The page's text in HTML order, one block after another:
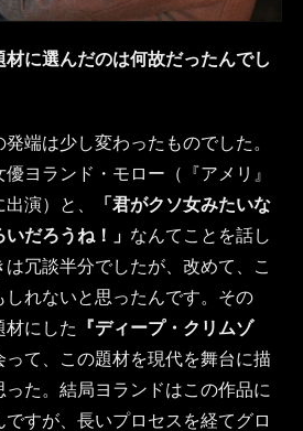
に選んだのは何故だったんでし
発端は少し変わったものでした。
ヨランド・モロー（『アメリ』
演）と、
「君がクソ女みたいな
だろうね！」 なんてことを話し
冗談半分でしたが、改めて、こ
しれないと思ったんです。その
材にした
『ディープ・クリムゾ
って、この題材を現代を舞台に描
った。結局ヨランドはこの作品に
すが、長いプロセスを経てグロ